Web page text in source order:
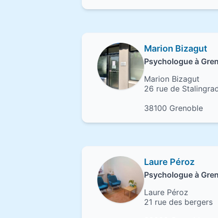
Marion Bizagut
Psychologue à
Marion Bizagut
26 rue de
38100 Grenoble
Laure Péroz
Psychologue à
Laure Péroz
21 rue des bergers